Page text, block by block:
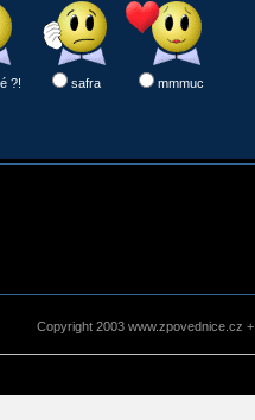
?! safra
mmmuc
Copyright 2003 www.zpovednice.cz